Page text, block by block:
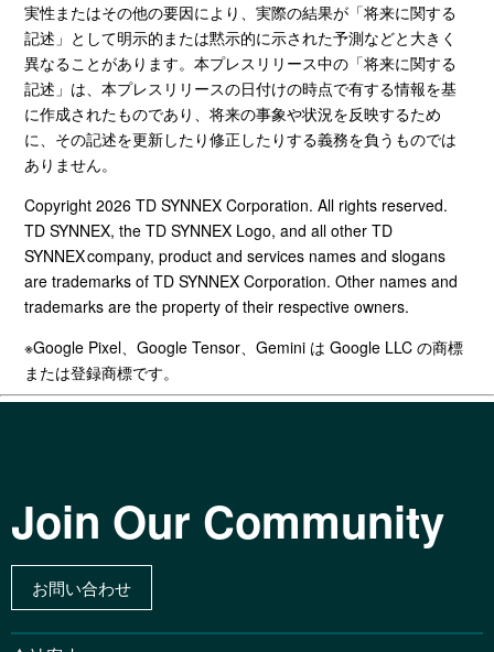
実性またはその他の要因により、実際の結果が「将来に関する
記述」として明示的または黙示的に示された予測などと大きく
異なることがあります。本プレスリリース中の「将来に関する
記述」は、本プレスリリースの日付けの時点で有する情報を基
に作成されたものであり、将来の事象や状況を反映するため
に、その記述を更新したり修正したりする義務を負うものでは
ありません。
Copyright 2026 TD SYNNEX Corporation. All rights reserved.
TD SYNNEX, the TD SYNNEX Logo, and all other TD
SYNNEX company, product and services names and slogans
are trademarks of TD SYNNEX Corporation. Other names and
trademarks are the property of their respective owners.
※Google Pixel、Google Tensor、Gemini は Google LLCの商標
または登録商標です。
Join Our Community
お問い合わせ